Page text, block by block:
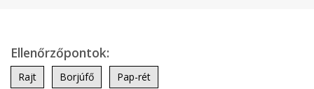
Ellenőrzőpontok:
Rajt Borjúfő Pap-rét